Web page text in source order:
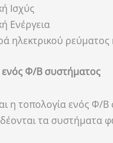
Ισχύς
Ενέργεια
ηλεκτρικού ρεύματος
ενός Φ/Β συστήματος
η τοπολογία ενός Φ/
τα συστήματα